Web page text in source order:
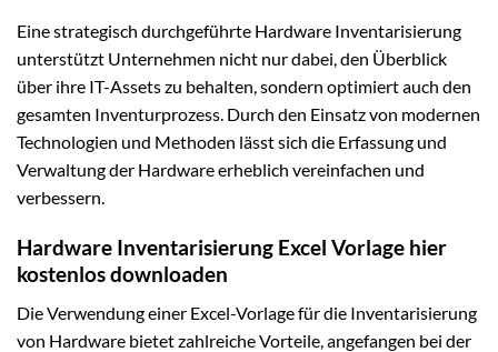
Eine strategisch durchgeführte Hardware Inventarisierung
unterstützt Unternehmen nicht nur dabei, den Überblick
über ihre IT-Assets zu behalten, sondern optimiert auch den
gesamten Inventurprozess. Durch den Einsatz von modernen
Technologien und Methoden lässt sich die Erfassung und
Verwaltung der Hardware erheblich vereinfachen und
verbessern.
Hardware Inventarisierung Excel Vorlage hier
kostenlos downloaden
Die Verwendung einer Excel-Vorlage für die Inventarisierung
von Hardware bietet zahlreiche Vorteile, angefangen bei der